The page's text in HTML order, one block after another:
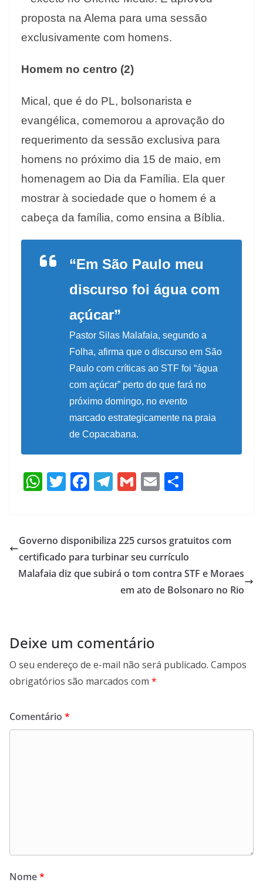
proposta na Alema para uma sessão
exclusivamente com homens.
Homem no centro (2)
Mical, que é do PL, bolsonarista e
evangélica, comemorou a aprovação do
requerimento da sessão exclusiva para
homens no próximo dia 15 de maio, em
homenagem ao Dia da Família. Ela quer
mostrar à sociedade que o homem é a
cabeça da família, como ensina a Bíblia.
“Em São Paulo meu
discurso foi água com
açúcar”
Pastor Silas Malafaia, segundo a
Folha, afirma que o discurso em São
Paulo com críticas ao STF foi “água
com açúcar” perto do que fará no
próximo domingo, no evento
marcado estrategicamente na praia
de Copacabana.
W
s
A
p
T
er
F
b
o
o
T
gr
a
m
G
l
E
l e
Governo disponibiliza 225 cursos gratuitos com
certificado para turbinar seu currículo
Malafaia diz que subirá o tom contra STF e Moraes
em ato de Bolsonaro no Rio
Deixe um comentário
O seu endereço de e-mail não será publicado. Campos
obrigatórios são marcados com *
Comentário *
Nome*